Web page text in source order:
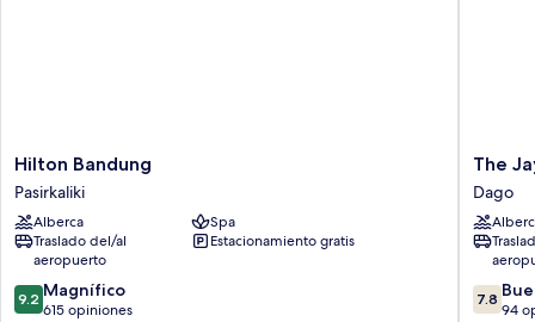
Hilton
Bandung
Pasirkaliki
Hilton Bandung
Pasirkaliki
Alberca
Spa
Traslado del/al
aeropuerto
Estacionamiento gratis
9.2
de
9.2 Magnífico
615 opiniones
The
Suites
Dago
The
Dago
7.8
de
7.8
94